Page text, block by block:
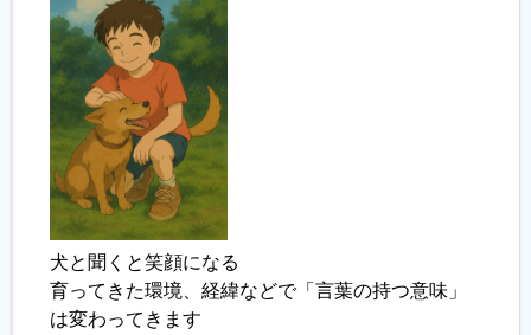
犬と聞くと笑顔になる
育ってきた環境、経緯などで「言葉の持つ意味」
は変わってきます